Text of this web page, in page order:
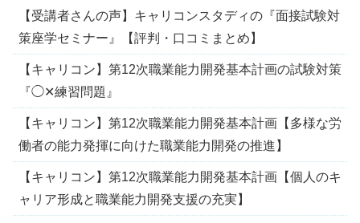
【受講者さんの声】キャリコンスタディの『面接試験対
策座学セミナー』【評判・口コミまとめ】
【キャリコン】第12次職業能力開発基本計画の試験対策
『◯✕練習問題』
【キャリコン】第12次職業能力開発基本計画【多様な労
働者の能力発揮に向けた職業能力開発の推進】
【キャリコン】第12次職業能力開発基本計画【個人のキ
ャリア形成と職業能力開発支援の充実】